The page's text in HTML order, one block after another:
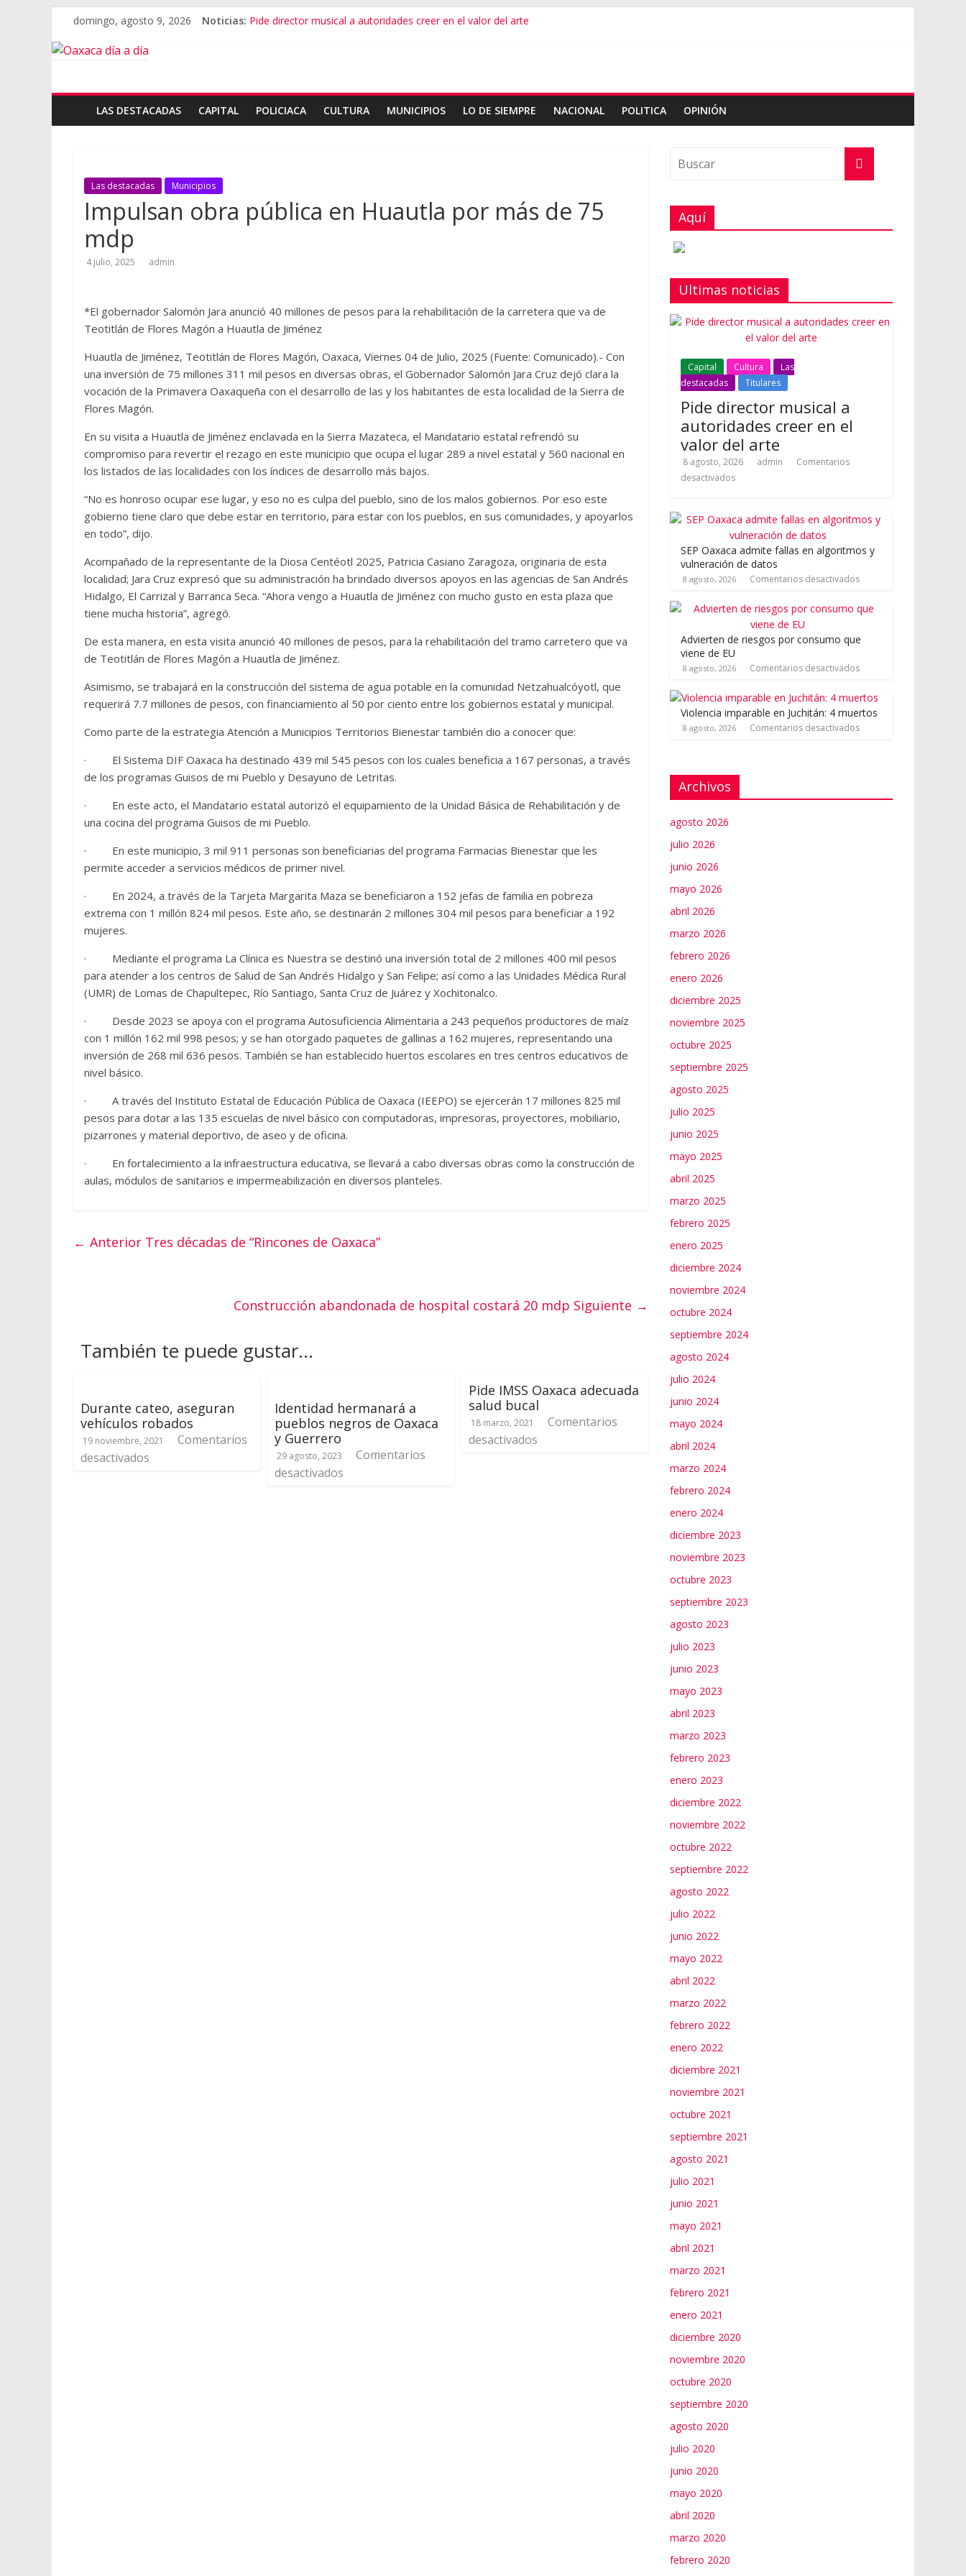
domingo, agosto 9, 2026 Noticias: Pide director musical a autoridades creer en el valor del arte
LAS DESTACADAS
CAPITAL POLICIACA CULTURA MUNICIPIOS LO DE SIEMPRE NACIONAL POLITICA OPINIÓN
Las destacadas Municipios
Impulsan obra pública en Huautla por más de 75
mdp
4 julio, 2025 admin
*El gobernador Salomón Jara anunció 40 millones de pesos para la rehabilitación de la carretera que va de
Teotitlán de Flores Magón a Huautla de Jiménez
Huautla de Jiménez, Teotitlán de Flores Magón, Oaxaca, Viernes 04 de Julio, 2025 (Fuente: Comunicado).- Con
una inversión de 75 millones 311 mil pesos en diversas obras, el Gobernador Salomón Jara Cruz dejó clara la
vocación de la Primavera Oaxaqueña con el desarrollo de las y los habitantes de esta localidad de la Sierra de
Flores Magón.
En su visita a Huautla de Jiménez enclavada en la Sierra Mazateca, el Mandatario estatal refrendó su
compromiso para revertir el rezago en este municipio que ocupa el lugar 289 a nivel estatal y 560 nacional en
los listados de las localidades con los índices de desarrollo más bajos.
“No es honroso ocupar ese lugar, y eso no es culpa del pueblo, sino de los malos gobiernos. Por eso este
gobierno tiene claro que debe estar en territorio, para estar con los pueblos, en sus comunidades, y apoyarlos
en todo”, dijo.
Acompañado de la representante de la Diosa Centéotl 2025, Patricia Casiano Zaragoza, originaria de esta
localidad; Jara Cruz expresó que su administración ha brindado diversos apoyos en las agencias de San Andrés
Hidalgo, El Carrizal y Barranca Seca. “Ahora vengo a Huautla de Jiménez con mucho gusto en esta plaza que
tiene mucha historia”, agregó.
De esta manera, en esta visita anunció 40 millones de pesos, para la rehabilitación del tramo carretero que va
de Teotitlán de Flores Magón a Huautla de Jiménez.
Asimismo, se trabajará en la construcción del sistema de agua potable en la comunidad Netzahualcóyotl, que
requerirá 7.7 millones de pesos, con financiamiento al 50 por ciento entre los gobiernos estatal y municipal.
Como parte de la estrategia Atención a Municipios Territorios Bienestar también dio a conocer que:
· El Sistema DIF Oaxaca ha destinado 439 mil 545 pesos con los cuales beneficia a 167 personas, a través
de los programas Guisos de mi Pueblo y Desayuno de Letritas.
· En este acto, el Mandatario estatal autorizó el equipamiento de la Unidad Básica de Rehabilitación y de
una cocina del programa Guisos de mi Pueblo.
· En este municipio, 3 mil 911 personas son beneficiarias del programa Farmacias Bienestar que les
permite acceder a servicios médicos de primer nivel.
· En 2024, a través de la Tarjeta Margarita Maza se beneficiaron a 152 jefas de familia en pobreza
extrema con 1 millón 824 mil pesos. Este año, se destinarán 2 millones 304 mil pesos para beneficiar a 192
mujeres.
· Mediante el programa La Clínica es Nuestra se destinó una inversión total de 2 millones 400 mil pesos
para atender a los centros de Salud de San Andrés Hidalgo y San Felipe; así como a las Unidades Médica Rural
(UMR) de Lomas de Chapultepec, Río Santiago, Santa Cruz de Juárez y Xochitonalco.
· Desde 2023 se apoya con el programa Autosuficiencia Alimentaria a 243 pequeños productores de maíz
con 1 millón 162 mil 998 pesos; y se han otorgado paquetes de gallinas a 162 mujeres, representando una
inversión de 268 mil 636 pesos. También se han establecido huertos escolares en tres centros educativos de
nivel básico.
· A través del Instituto Estatal de Educación Pública de Oaxaca (IEEPO) se ejercerán 17 millones 825 mil
pesos para dotar a las 135 escuelas de nivel básico con computadoras, impresoras, proyectores, mobiliario,
pizarrones y material deportivo, de aseo y de oficina.
· En fortalecimiento a la infraestructura educativa, se llevará a cabo diversas obras como la construcción de
aulas, módulos de sanitarios e impermeabilización en diversos planteles.
← Anterior Tres décadas de “Rincones de Oaxaca”
Construcción abandonada de hospital costará 20 mdp Siguiente →
También te puede gustar...
Durante cateo, aseguran
vehículos robados
19 noviembre, 2021
Comentarios
desactivados
Identidad hermanará a
pueblos negros de Oaxaca
y Guerrero
29 agosto, 2023
Comentarios
desactivados
Pide IMSS Oaxaca adecuada
salud bucal
18 marzo, 2021
Comentarios
desactivados
Aquí
Ultimas noticias
Capital Cultura
Las
destacadas
Titulares
Pide director musical a
autoridades creer en el
valor del arte
8 agosto, 2026 admin
Comentarios
desactivados
SEP Oaxaca admite fallas en algoritmos y
vulneración de datos
8 agosto, 2026 Comentarios desactivados
Advierten de riesgos por consumo que
viene de EU
8 agosto, 2026 Comentarios desactivados
Violencia imparable en Juchitán: 4 muertos
8 agosto, 2026 Comentarios desactivados
Archivos
agosto 2026
julio 2026
junio 2026
mayo 2026
abril 2026
marzo 2026
febrero 2026
enero 2026
diciembre 2025
noviembre 2025
octubre 2025
septiembre 2025
agosto 2025
julio 2025
junio 2025
mayo 2025
abril 2025
marzo 2025
febrero 2025
enero 2025
diciembre 2024
noviembre 2024
octubre 2024
septiembre 2024
agosto 2024
julio 2024
junio 2024
mayo 2024
abril 2024
marzo 2024
febrero 2024
enero 2024
diciembre 2023
noviembre 2023
octubre 2023
septiembre 2023
agosto 2023
julio 2023
junio 2023
mayo 2023
abril 2023
marzo 2023
febrero 2023
enero 2023
diciembre 2022
noviembre 2022
octubre 2022
septiembre 2022
agosto 2022
julio 2022
junio 2022
mayo 2022
abril 2022
marzo 2022
febrero 2022
enero 2022
diciembre 2021
noviembre 2021
octubre 2021
septiembre 2021
agosto 2021
julio 2021
junio 2021
mayo 2021
abril 2021
marzo 2021
febrero 2021
enero 2021
diciembre 2020
noviembre 2020
octubre 2020
septiembre 2020
agosto 2020
julio 2020
junio 2020
mayo 2020
abril 2020
marzo 2020
febrero 2020